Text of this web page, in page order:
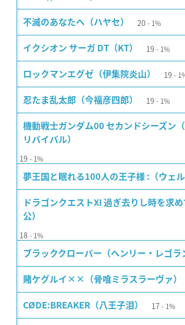
不滅のあなたへ（ハヤセ） 20 1%
イクシオン サーガ DT（KT） 19 1%
ロックマンエグゼ（伊集院炎山） 19
忍たま乱太郎（今福彦四郎） 19 1%
機動戦士ガンダム00 セカンドシーズン
リバイバル）
19 1%
夢王国と眠れる100人の王子様 :（ウェル
ドラゴンクエストXI 過ぎ去りし時を求め
公）
18 1%
ブラッククローバー（ヘンリー・レゴラ
賭ケグルイ××（骨喰ミラスラーヴァ）
CØDE:BREAKER（八王子泪） 17 1%